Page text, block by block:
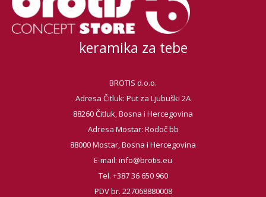
keramika za tebe
BROTIS d.o.o.
Adresa Čitluk: Put za Ljubuški 2A
88260 Čitluk, Bosna i Hercegovina
Adresa Mostar: Rodoč bb
88000 Mostar, Bosna i Hercegovina
E-mail: info@brotis.eu
Tel. +387 36 650 960
PDV br. 227068880008